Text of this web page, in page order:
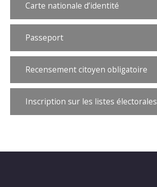
Carte nationale d’identité
Passeport
Recensement citoyen obligatoire
Inscription sur les listes électorales